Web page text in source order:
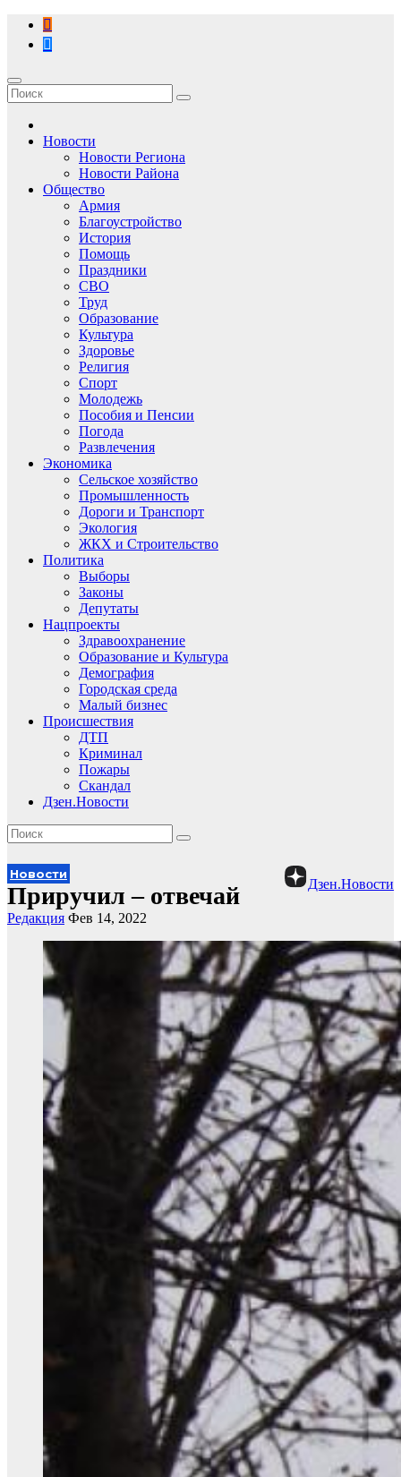
Перейти
содержимому
Новости
Новости Региона
Новости Района
Общество
Армия
Благоустройство
История
Помощь
Праздники
СВО
Труд
Образование
Культура
Здоровье
Религия
Спорт
Молодежь
Пособия и Пенсии
Погода
Развлечения
Экономика
Сельское хозяйство
Промышленность
Дороги и Транспорт
Экология
ЖКХ и Строительство
Политика
Выборы
Законы
Депутаты
Нацпроекты
Здравоохранение
Образование и Культура
Демография
Городская среда
Малый бизнес
Происшествия
ДТП
Криминал
Пожары
Скандал
Дзен.Новости
Дзен.Новости
Новости
Приручил – отвечай
Редакция Фев 14, 2022